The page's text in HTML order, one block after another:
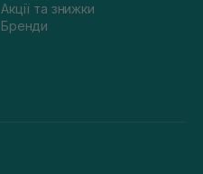
Акції та знижки
Бренди